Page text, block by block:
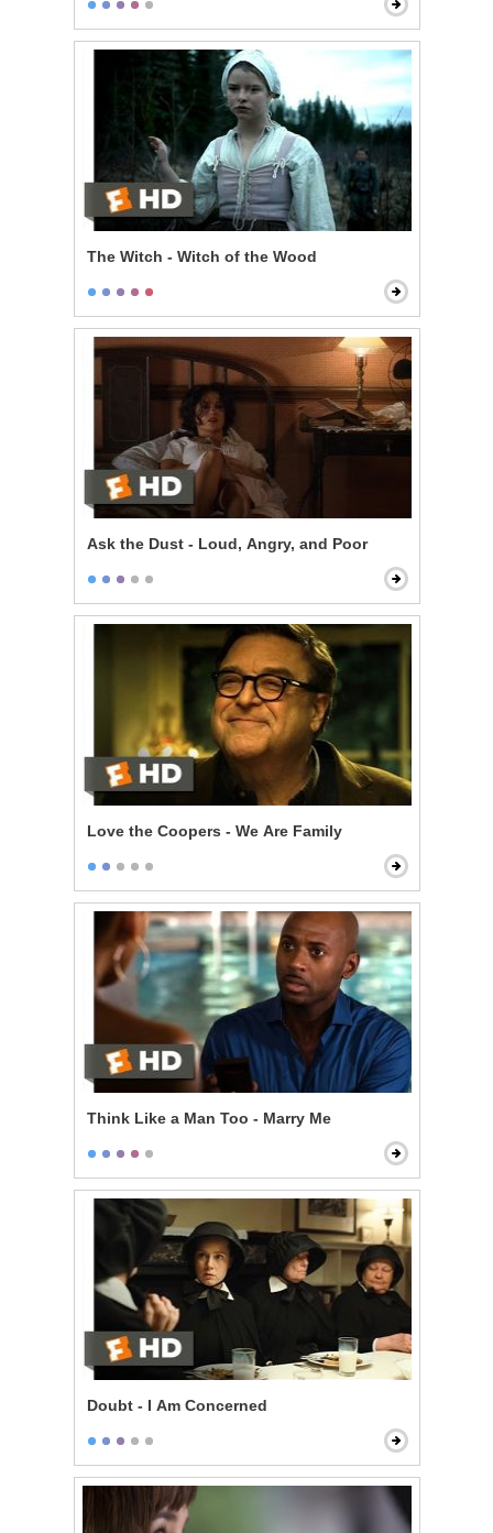
The Witch - Witch of the Wood
Ask the Dust - Loud, Angry, and Poor
Love the Coopers - We Are Family
Think Like a Man Too - Marry Me
Doubt - I Am Concerned